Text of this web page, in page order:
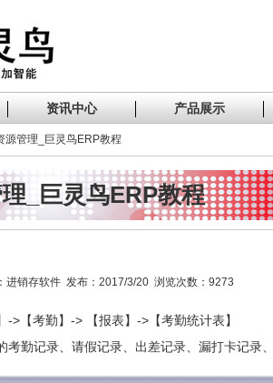
资讯中心 产品展示
源管理_巨灵鸟ERP教程
_巨灵鸟ERP教程
进销存软件 发布：2017/3/20 浏览次数：9273
-> 【考勤】 -> 【报表】-> 【考勤统计表】
考勤记录、请假记录、出差记录、漏打卡记